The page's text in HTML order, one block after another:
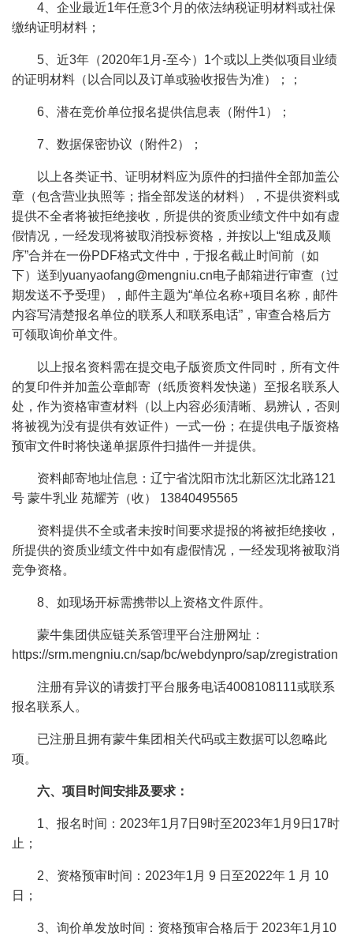
4、企业最近1年任意3个月的依法纳税证明材料或社保
缴纳证明材料；
5、近3年（2020年1月-至今）1个或以上类似项目业绩
的证明材料（以合同以及订单或验收报告为准）；；
6、潜在竞价单位报名提供信息表（附件1）；
7、数据保密协议（附件2）；
以上各类证书、证明材料应为原件的扫描件全部加盖公
章（包含营业执照等；指全部发送的材料），不提供资料或
提供不全者将被拒绝接收，所提供的资质业绩文件中如有虚
假情况，一经发现将被取消投标资格，并按以上“组成及顺
序”合并在一份PDF格式文件中，于报名截止时间前（如
下）送到yuanyaofang@mengniu.cn电子邮箱进行审查（过
期发送不予受理），邮件主题为“单位名称+项目名称，邮件
内容写清楚报名单位的联系人和联系电话”，审查合格后方
可领取询价单文件。
以上报名资料需在提交电子版资质文件同时，所有文件
的复印件并加盖公章邮寄（纸质资料发快递）至报名联系人
处，作为资格审查材料（以上内容必须清晰、易辨认，否则
将被视为没有提供有效证件）一式一份；在提供电子版资格
预审文件时将快递单据原件扫描件一并提供。
资料邮寄地址信息：辽宁省沈阳市沈北新区沈北路121
号 蒙牛乳业 苑耀芳（收） 13840495565
资料提供不全或者未按时间要求提报的将被拒绝接收，
所提供的资质业绩文件中如有虚假情况，一经发现将被取消
竞争资格。
8、如现场开标需携带以上资格文件原件。
蒙牛集团供应链关系管理平台注册网址：
https://srm.mengniu.cn/sap/bc/webdynpro/sap/zregistration
注册有异议的请拨打平台服务电话4008108111或联系
报名联系人。
已注册且拥有蒙牛集团相关代码或主数据可以忽略此
项。
六、项目时间安排及要求：
1、报名时间：2023年1月7日9时至2023年1月9日17时
止；
2、资格预审时间：2023年1月 9 日至2022年 1 月 10
日；
3、询价单发放时间：资格预审合格后于 2023年1月10